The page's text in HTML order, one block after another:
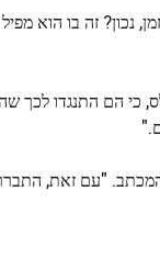
נכון? זה בו הוא
ווילס, כי הם התנגדו
"עם זאת, התברר